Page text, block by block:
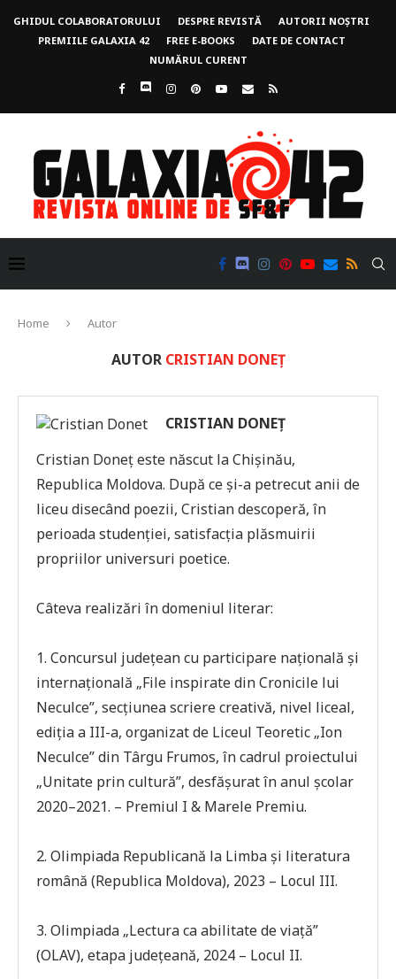
GHIDUL COLABORATORULUI DESPRE REVISTĂ
AUTORII NOȘTRI
PREMIILE GALAXIA 42
FREE E-BOOKS
DATE DE CONTACT
NUMĂRUL CURENT
Home Autor
AUTOR CRISTIAN DONEȚ
CRISTIAN DONEȚ
Cristian Doneț este născut la Chișinău,
Republica Moldova. După ce și-a petrecut anii de
liceu disecând poezii, Cristian descoperă, în
perioada studenției, satisfacția plăsmuirii
propriilor universuri poetice.
Câteva realizări în domeniul literar:
1. Concursul județean cu participare națională și
internațională „File inspirate din Cronicile lui
Neculce”, secțiunea scriere creativă, nivel liceal,
ediția a III-a, organizat de Liceul Teoretic „Ion
Neculce” din Târgu Frumos, în cadrul proiectului
„Unitate prin cultură”, desfășurat în anul școlar
2020–2021. – Premiul I & Marele Premiu.
2. Olimpiada Republicană la Limba și literatura
română (Republica Moldova), 2023 – Locul III.
3. Olimpiada „Lectura ca abilitate de viață”
(OLAV), etapa județeană, 2024 – Locul II.